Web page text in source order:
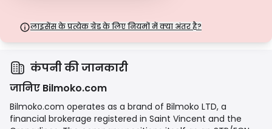
लाइसेंस के प्रत्येक ग्रेड के लिए नियमों में क्या अंतर है?
कंपनी की जानकारी
जानिए Bilmoko.com
Bilmoko.com operates as a brand of Bilmoko LTD, a
financial brokerage registered in Saint Vincent and the